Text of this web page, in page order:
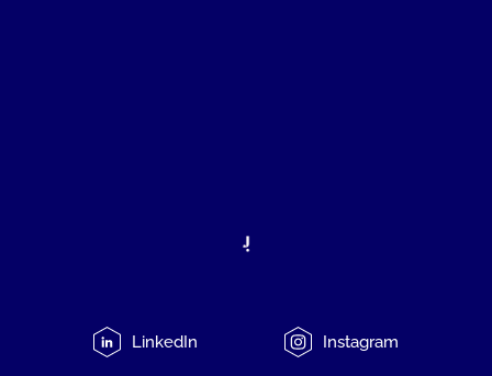
LinkedIn Instagram